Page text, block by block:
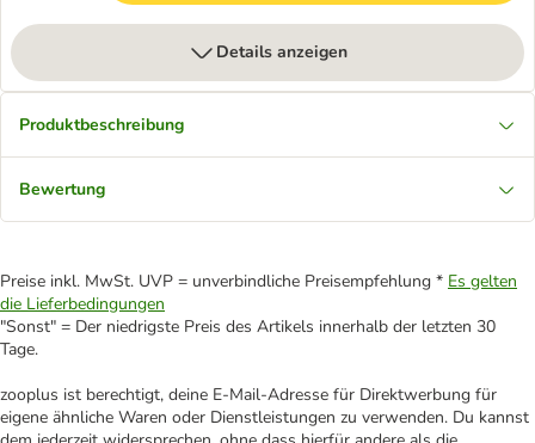
Details anzeigen
Produktbeschreibung
Bewertung
Preise inkl. MwSt. UVP = unverbindliche Preisempfehlung * Es gelten
die Lieferbedingungen
"Sonst" = Der niedrigste Preis des Artikels innerhalb der letzten 30
Tage.
zooplus ist berechtigt, deine E-Mail-Adresse für Direktwerbung für
eigene ähnliche Waren oder Dienstleistungen zu verwenden. Du kannst